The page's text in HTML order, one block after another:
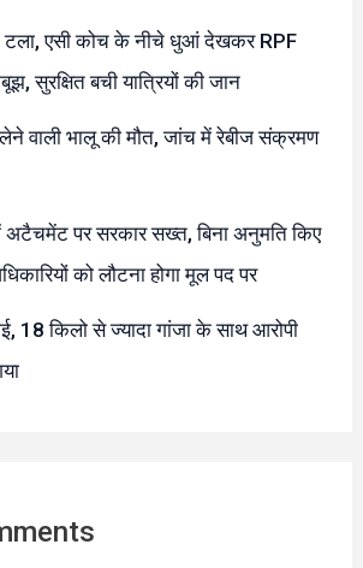
टला, एसी कोच के नीचे धुआं देखकर RPF
सुरक्षित बची यात्रियों की जान
लेने वाली भालू की मौत, जांच में रेबीज संक्रमण
में अटैचमेंट पर सरकार सख्त, बिना अनुमति किए
को लौटना होगा मूल पद पर
18 किलो से ज्यादा गांजा के साथ आरोपी